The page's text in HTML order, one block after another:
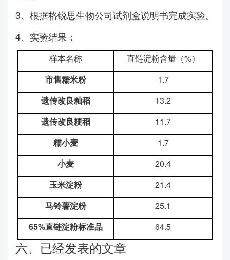
3、根据格锐思生物公司试剂盒说明书完成实验。
4、实验结果：
样本名称
直链淀粉含量（%）
市售糯米粉
1.7
遗传改良籼稻
13.2
遗传改良粳稻
11.7
糯小麦
1.7
小麦
20.4
玉米淀粉
21.4
马铃薯淀粉
25.1
65%直链淀粉标准品 64.5
六、已经发表的文章